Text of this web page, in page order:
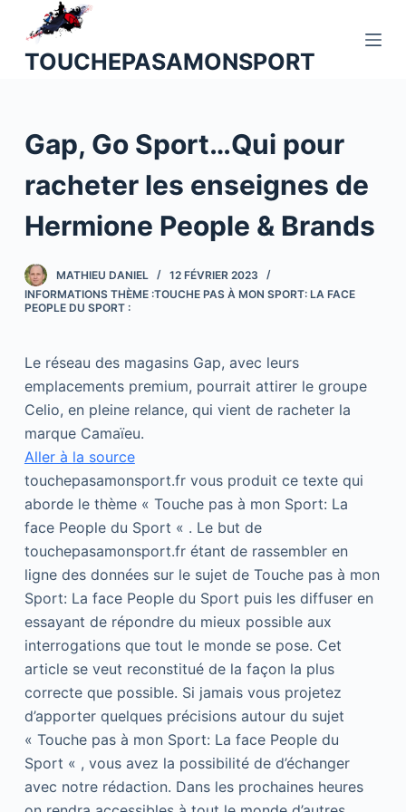
u
o
e
TOUCHEPASAMONSPORT
Gap, Go Sport…Qui pour
racheter les enseignes de
Hermione People & Brands
MATHIEU DANIEL
12 FÉVRIER 2023
INFORMATIONS THÈME :TOUCHE PAS À MON SPORT: LA FACE
PEOPLE DU SPORT :
Le réseau des magasins Gap, avec leurs
emplacements premium, pourrait attirer le groupe
Celio, en pleine relance, qui vient de racheter la
marque Camaïeu.
Aller à la source
touchepasamonsport.fr vous produit ce texte qui
aborde le thème « Touche pas à mon Sport: La
face People du Sport « . Le but de
touchepasamonsport.fr étant de rassembler en
ligne des données sur le sujet de Touche pas à mon
Sport: La face People du Sport puis les diffuser en
essayant de répondre du mieux possible aux
interrogations que tout le monde se pose. Cet
article se veut reconstitué de la façon la plus
correcte que possible. Si jamais vous projetez
d’apporter quelques précisions autour du sujet
« Touche pas à mon Sport: La face People du
Sport « , vous avez la possibilité de d’échanger
avec notre rédaction. Dans les prochaines heures